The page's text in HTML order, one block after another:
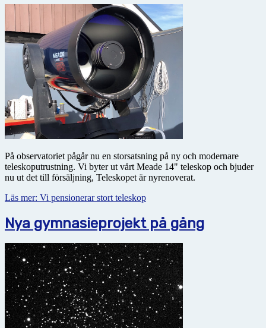
På observatoriet pågår nu en storsatsning på ny och modernare
teleskoputrustning. Vi byter ut vårt Meade 14" teleskop och bjuder
nu ut det till försäljning, Teleskopet är nyrenoverat.
Läs mer: Vi pensionerar stort teleskop
Nya gymnasieprojekt på gång